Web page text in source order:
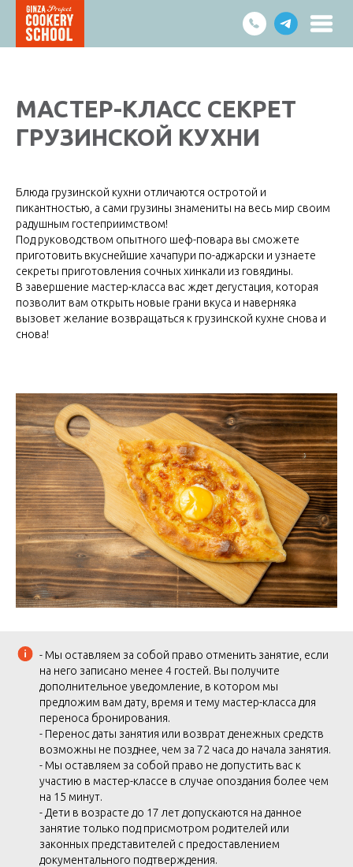
МАСТЕР-КЛАСС СЕКРЕТ
ГРУЗИНСКОЙ КУХНИ
Блюда грузинской кухни отличаются остротой и
пикантностью, а сами грузины знамениты на весь мир своим
радушным гостеприимством!
Под руководством опытного шеф-повара вы сможете
приготовить вкуснейшие хачапури по-аджарски и узнаете
секреты приготовления сочных хинкали из говядины.
В завершение мастер-класса вас ждет дегустация, которая
позволит вам открыть новые грани вкуса и наверняка
вызовет желание возвращаться к грузинской кухне снова и
снова!
- Мы оставляем за собой право отменить занятие, если
на него записано менее 4 гостей. Вы получите
дополнительное уведомление, в котором мы
предложим вам дату, время и тему мастер-класса для
переноса бронирования.
- Перенос даты занятия или возврат денежных средств
возможны не позднее, чем за 72 часа до начала занятия.
- Мы оставляем за собой право не допустить вас к
участию в мастер-классе в случае опоздания более чем
на 15 минут.
- Дети в возрасте до 17 лет допускаются на данное
занятие только под присмотром родителей или
законных представителей с предоставлением
документального подтверждения.